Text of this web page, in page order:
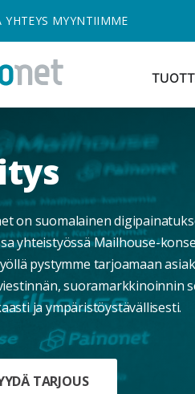
YHTEYS MYYNTIIMME
on suomalainen
yhteistyössä Mailhouse-
pystymme tarjoamaan
suoramarkkinoinnin
ja ympäristöystävällisesti.
TARJOUS